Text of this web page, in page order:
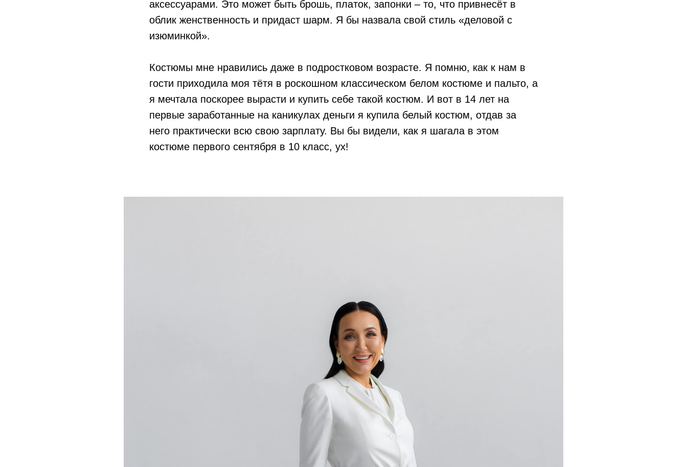
аксессуарами. Это может быть брошь, платок, запонки – то, что привнесёт в
облик женственность и придаст шарм. Я бы назвала свой стиль «деловой с
изюминкой».
Костюмы мне нравились даже в подростковом возрасте. Я помню, как к нам в
гости приходила моя тётя в роскошном классическом белом костюме и пальто, а
я мечтала поскорее вырасти и купить себе такой костюм. И вот в 14 лет на
первые заработанные на каникулах деньги я купила белый костюм, отдав за
него практически всю свою зарплату. Вы бы видели, как я шагала в этом
костюме первого сентября в 10 класс, ух!